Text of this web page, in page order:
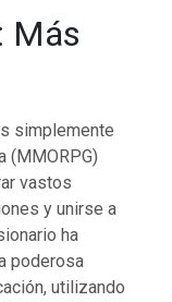
Más
simplemente
(MMORPG)
vastos
y unirse a
ha
poderosa
utilizando